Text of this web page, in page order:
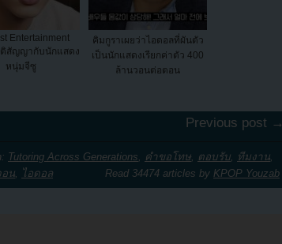
Entertainment
ติสัญญากับนักแสดง
หนุ่มจีซู
คิมกูราเผยว่าไอดอลที่ผันตัว
เป็นนักแสดงเรียกค่าตัว 400
ล้านวอนต่อตอน
Previous post →
Tutoring Across Generations คำขอโทษ ตอบรับ ทีมงาน
อน ไอดอล Read 34474 articles by KPOP Youzab